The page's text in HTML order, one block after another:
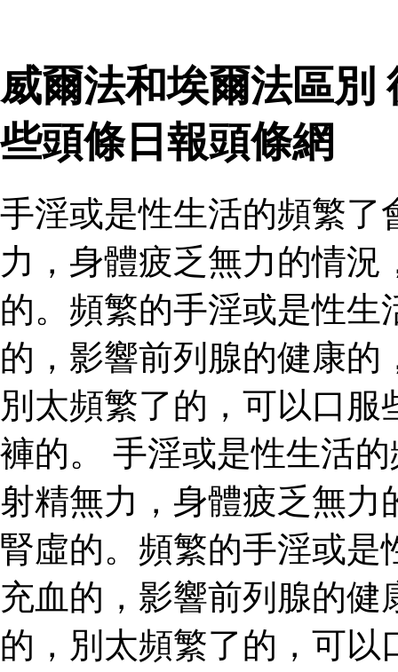
威爾法和埃爾法區別
些頭條日報頭條網
手淫或是性生活的頻繁了
力，身體疲乏無力的情
的。頻繁的手淫或是性
的，影響前列腺的健康
別太頻繁了的，可以口
褲的。 手淫或是性生活
射精無力，身體疲乏無力
腎虛的。頻繁的手淫或是
充血的，影響前列腺的
的，別太頻繁了的，可